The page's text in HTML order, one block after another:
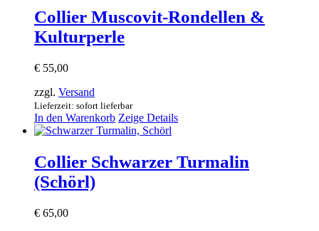
Collier Muscovit-Rondellen &
Kulturperle
€ 55,00
zzgl. Versand
Lieferzeit: sofort lieferbar
In den Warenkorb Zeige Details
Collier Schwarzer Turmalin
(Schörl)
€ 65,00